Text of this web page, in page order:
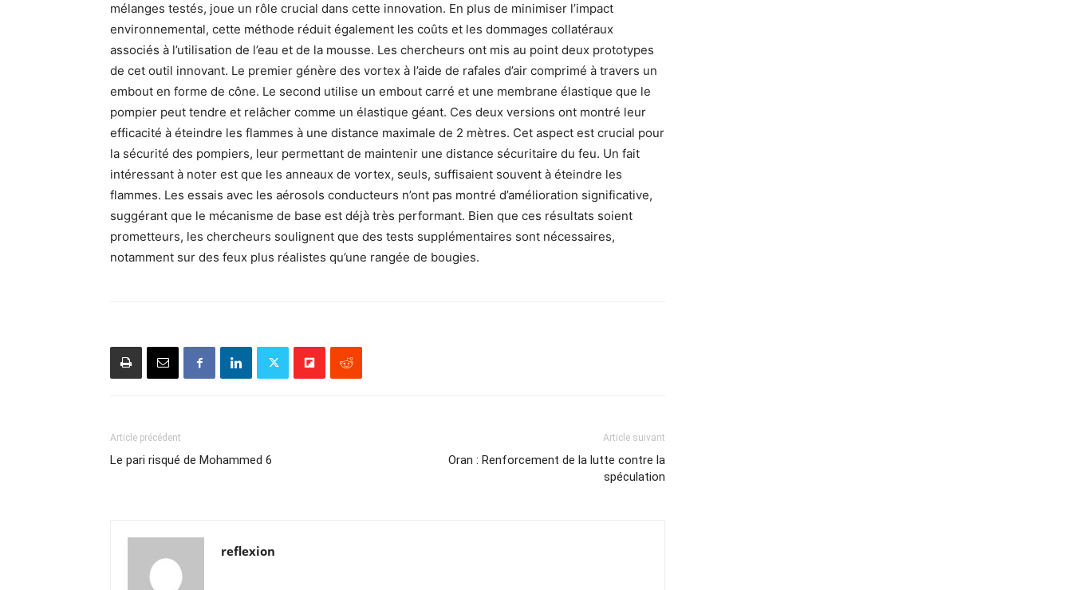
mélanges testés, joue un rôle crucial dans cette innovation. En plus de minimiser l’impact
environnemental, cette méthode réduit également les coûts et les dommages collatéraux
associés à l’utilisation de l’eau et de la mousse. Les chercheurs ont mis au point deux prototypes
de cet outil innovant. Le premier génère des vortex à l’aide de rafales d’air comprimé à travers un
embout en forme de cône. Le second utilise un embout carré et une membrane élastique que le
pompier peut tendre et relâcher comme un élastique géant. Ces deux versions ont montré leur
efficacité à éteindre les flammes à une distance maximale de 2 mètres. Cet aspect est crucial pour
la sécurité des pompiers, leur permettant de maintenir une distance sécuritaire du feu. Un fait
intéressant à noter est que les anneaux de vortex, seuls, suffisaient souvent à éteindre les
flammes. Les essais avec les aérosols conducteurs n’ont pas montré d’amélioration significative,
suggérant que le mécanisme de base est déjà très performant. Bien que ces résultats soient
prometteurs, les chercheurs soulignent que des tests supplémentaires sont nécessaires,
notamment sur des feux plus réalistes qu’une rangée de bougies.
Article précédent
Le pari risqué de Mohammed 6
Article suivant
Oran : Renforcement de la lutte contre la
spéculation
reflexion